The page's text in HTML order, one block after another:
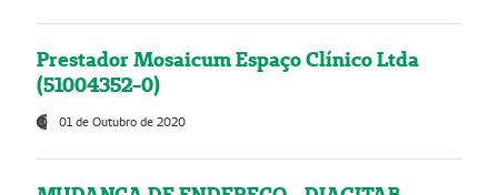
Prestador Mosaicum Espaço Clínico Ltda
(51004352-0)
01 de Outubro de 2020